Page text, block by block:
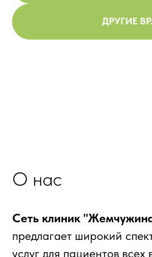
ДРУГИЕ
О нас
Сеть клиник
предлагает широкий
услуг для пациентов